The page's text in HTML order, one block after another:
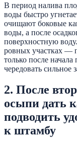
В период налива
воды быстро
очищают боковые
воды, а после
поверхностную
ровных участках —
только после
чередовать сильное
2. После
осыпи дать
подводить
к штамбу